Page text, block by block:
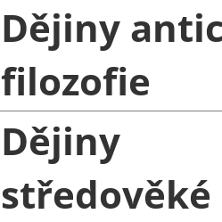
Dějiny
filozofie
Dějiny
středověké